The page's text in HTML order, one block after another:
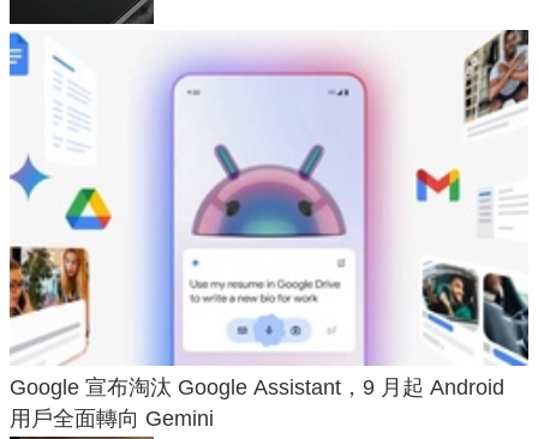
Google 宣布淘汰 Google Assistant，9 月起 Android
用戶全面轉向 Gemini